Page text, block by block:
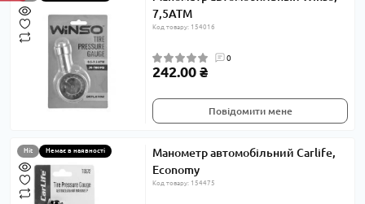
7,5АТМ
Код товару: 154016
0
242.00 ₴
Повідомити мене
Hit Немає в наявності
Манометр автомобільний Carlife,
Economy
Код товару: 154475